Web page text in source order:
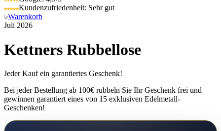
Kundenzufriedenheit: Sehr gut
Warenkorb
Juli 2026
Kettners Rubbellose
Jeder Kauf ein garantiertes Geschenk!
Bei jeder Bestellung ab 100€ rubbeln Sie Ihr Geschenk frei und
gewinnen garantiert eines von 15 exklusiven Edelmetall-
Geschenken!